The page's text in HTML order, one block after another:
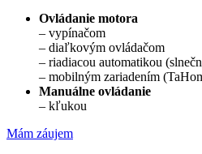
Ovládanie motora
– vypínačom
– diaľkovým ovládačom
– riadiacou automatikou
– mobilným zariadením
Manuálne ovládanie
– kľukou
Mám záujem